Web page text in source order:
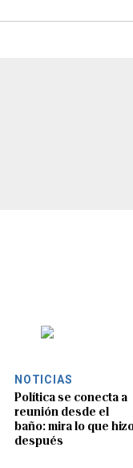
NOTICIAS
Política se conecta a
reunión desde el
baño: mira lo que
después